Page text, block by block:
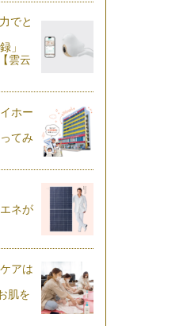
でと
」
雲云
ホー
てみ
ネが
アは
肌を